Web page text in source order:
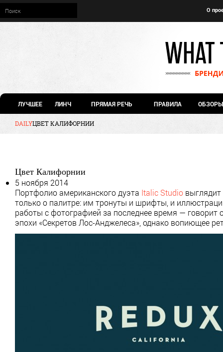
О
ЛУЧШЕЕ ЛИНЧ ПРЯМАЯ РЕЧЬ ПРАВИЛА ОБЗОРЫ
DAILYЦВЕТ КАЛИФОРНИИ
Цвет Калифорнии
5 ноября 2014
Портфолио американского дуэта Italic Studio
только о палитре: им тронуты и шрифты, и
работы с фотографией за последнее время —
эпохи «Секретов Лос-Анджелеса», однако вопиющее